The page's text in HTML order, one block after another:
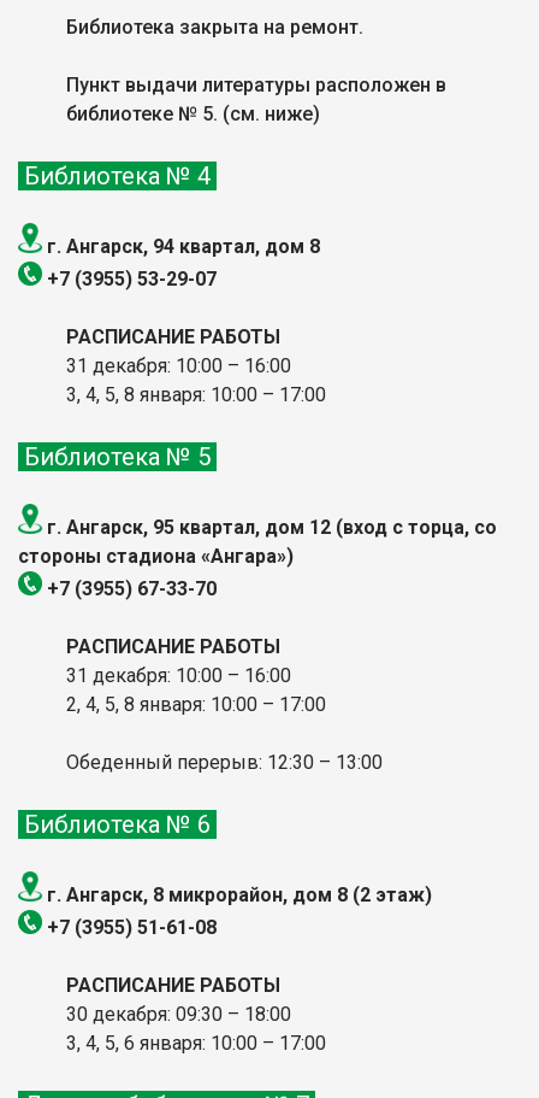
Библиотека закрыта на ремонт.
Пункт выдачи литературы расположен в
библиотеке № 5. (см. ниже)
Библиотека № 4
г. Ангарск, 94 квартал, дом 8
+7 (3955) 53-29-07
РАСПИСАНИЕ РАБОТЫ
31 декабря: 10:00 – 16:00
3, 4, 5, 8 января: 10:00 – 17:00
Библиотека № 5
г. Ангарск, 95 квартал, дом 12 (вход с торца, со
стороны стадиона «Ангара»)
+7 (3955) 67-33-70
РАСПИСАНИЕ РАБОТЫ
31 декабря: 10:00 – 16:00
2, 4, 5, 8 января: 10:00 – 17:00
Обеденный перерыв: 12:30 – 13:00
Библиотека № 6
г. Ангарск, 8 микрорайон, дом 8 (2 этаж)
+7 (3955) 51-61-08
РАСПИСАНИЕ РАБОТЫ
30 декабря: 09:30 – 18:00
3, 4, 5, 6 января: 10:00 – 17:00